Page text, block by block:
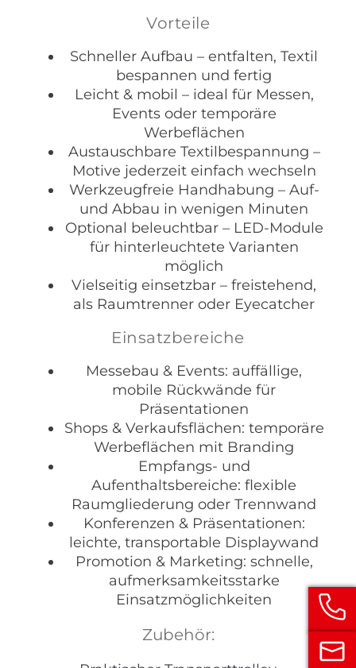
Vorteile
Schneller Aufbau – entfalten, Textil
bespannen und fertig
Leicht & mobil – ideal für Messen,
Events oder temporäre
Werbeflächen
Austauschbare Textilbespannung –
Motive jederzeit einfach wechseln
Werkzeugfreie Handhabung – Auf-
und Abbau in wenigen Minuten
Optional beleuchtbar – LED-Module
für hinterleuchtete Varianten
möglich
Vielseitig einsetzbar – freistehend,
als Raumtrenner oder Eyecatcher
Einsatzbereiche
Messebau & Events: auffällige,
mobile Rückwände für
Präsentationen
Shops & Verkaufsflächen: temporäre
Werbeflächen mit Branding
Empfangs- und
Aufenthaltsbereiche: flexible
Raumgliederung oder Trennwand
Konferenzen & Präsentationen:
leichte, transportable Displaywand
Promotion & Marketing: schnelle,
aufmerksamkeitsstarke
Einsatzmöglichkeiten
Zubehör: